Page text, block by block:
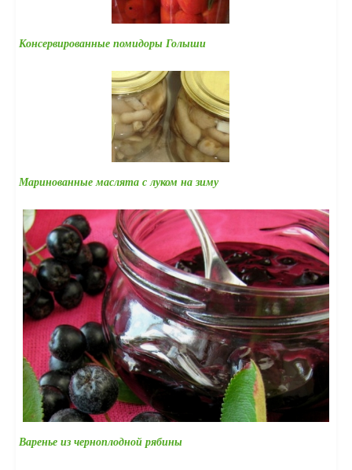
Консервированные помидоры Голыши
Маринованные маслята с луком на зиму
Варенье из черноплодной рябины